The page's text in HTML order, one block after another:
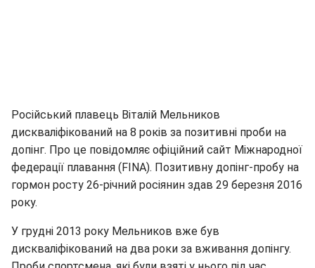
Російський плавець Віталій Мельников
дискваліфікований на 8 років за позитивні проби на
допінг. Про це повідомляє офіційний сайт Міжнародної
федерації плавання (FINA). Позитивну допінг-пробу на
гормон росту 26-річний росіянин здав 29 березня 2016
року.
У грудні 2013 року Мельников вже був
дискваліфікований на два роки за вживання допінгу.